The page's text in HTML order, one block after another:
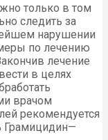
только в том
следить за
нарушении
по лечению
лечение
в целях
врачом
рекомендуется
Грамицидин—